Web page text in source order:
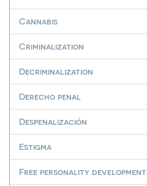
Cannabis
Criminalization
Decriminalization
Derecho penal
Despenalización
Estigma
Free personality development